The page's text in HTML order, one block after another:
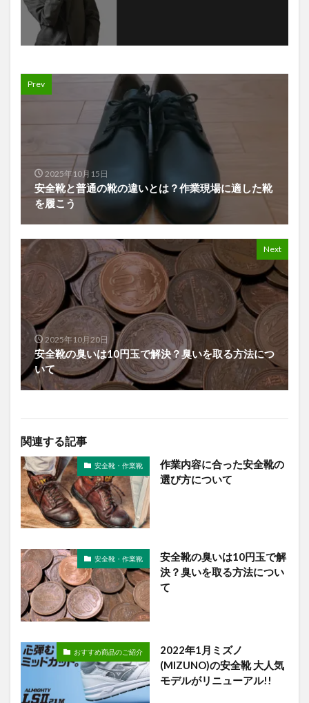
Prev
2025年10月15日
安全靴と普通の靴の違いとは？作業現場に適した靴
を履こう
Next
2025年10月20日
安全靴の臭いは10円玉で解決？臭いを取る方法につ
いて
関連する記事
安全靴・作業靴
作業内容に合った安全靴の
選び方について
安全靴・作業靴
安全靴の臭いは10円玉で解
決？臭いを取る方法につい
て
おすすめ商品のご紹介
2022年1月ミズノ
(MIZUNO)の安全靴 大人気
モデルがリニューアル!!